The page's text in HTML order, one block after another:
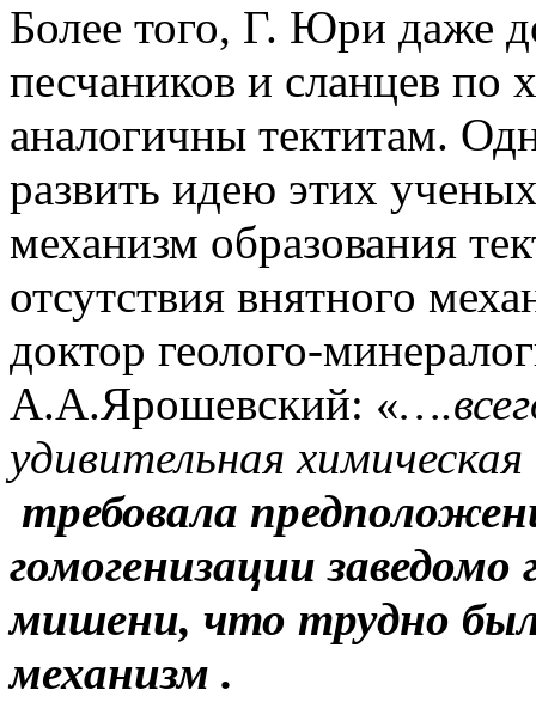
Более того, Г. Юри даже
песчаников и сланцев по
аналогичны тектитам.
развить идею этих
механизм образования
отсутствия внятного
доктор геолого-
А.А.Ярошевский: «
удивительная
требовала
гомогенизации
мишени, что трудно
механизм .